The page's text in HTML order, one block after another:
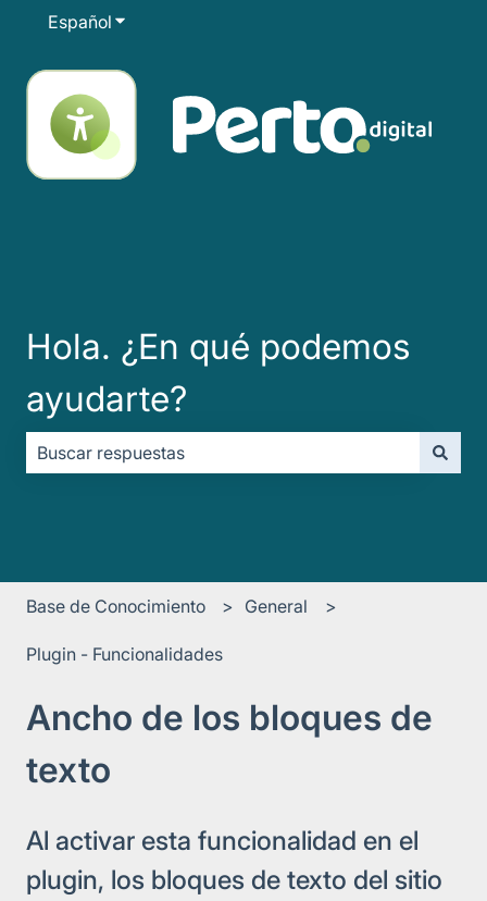
Español Traducciones de Mostrar submenú de
Hola. ¿En qué podemos
ayudarte?
Base de Conocimiento General
Plugin - Funcionalidades
Ancho de los bloques de
texto
Al activar esta funcionalidad en el
plugin, los bloques de texto del sitio